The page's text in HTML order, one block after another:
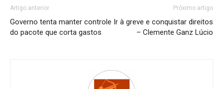
Artigo anterior
Governo tenta manter controle
do pacote que corta gastos
Próximo artigo
Ir à greve e conquistar direitos
– Clemente Ganz Lúcio